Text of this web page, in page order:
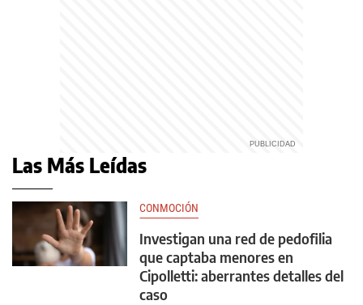
Las Más Leídas
CONMOCIÓN
Investigan una red de pedofilia
que captaba menores en
Cipolletti: aberrantes detalles del
caso